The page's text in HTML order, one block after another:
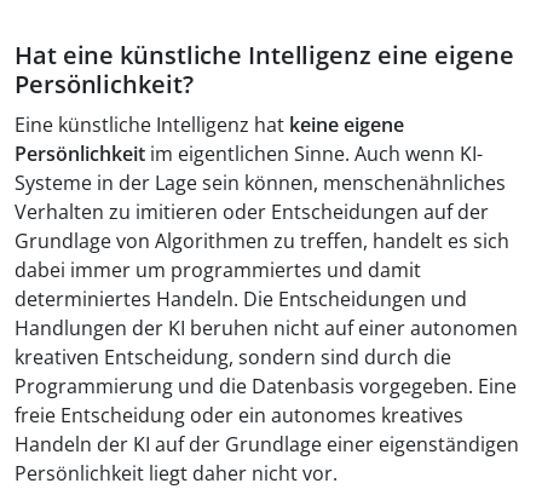
Hat eine künstliche Intelligenz eine eigene
Persönlichkeit?
Eine künstliche Intelligenz hat keine eigene
Persönlichkeit im eigentlichen Sinne. Auch wenn KI-
Systeme in der Lage sein können, menschenähnliches
Verhalten zu imitieren oder Entscheidungen auf der
Grundlage von Algorithmen zu treffen, handelt es sich
dabei immer um programmiertes und damit
determiniertes Handeln. Die Entscheidungen und
Handlungen der KI beruhen nicht auf einer autonomen
kreativen Entscheidung, sondern sind durch die
Programmierung und die Datenbasis vorgegeben. Eine
freie Entscheidung oder ein autonomes kreatives
Handeln der KI auf der Grundlage einer eigenständigen
Persönlichkeit liegt daher nicht vor.